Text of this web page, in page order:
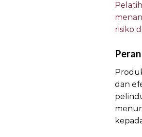
risiko
dan